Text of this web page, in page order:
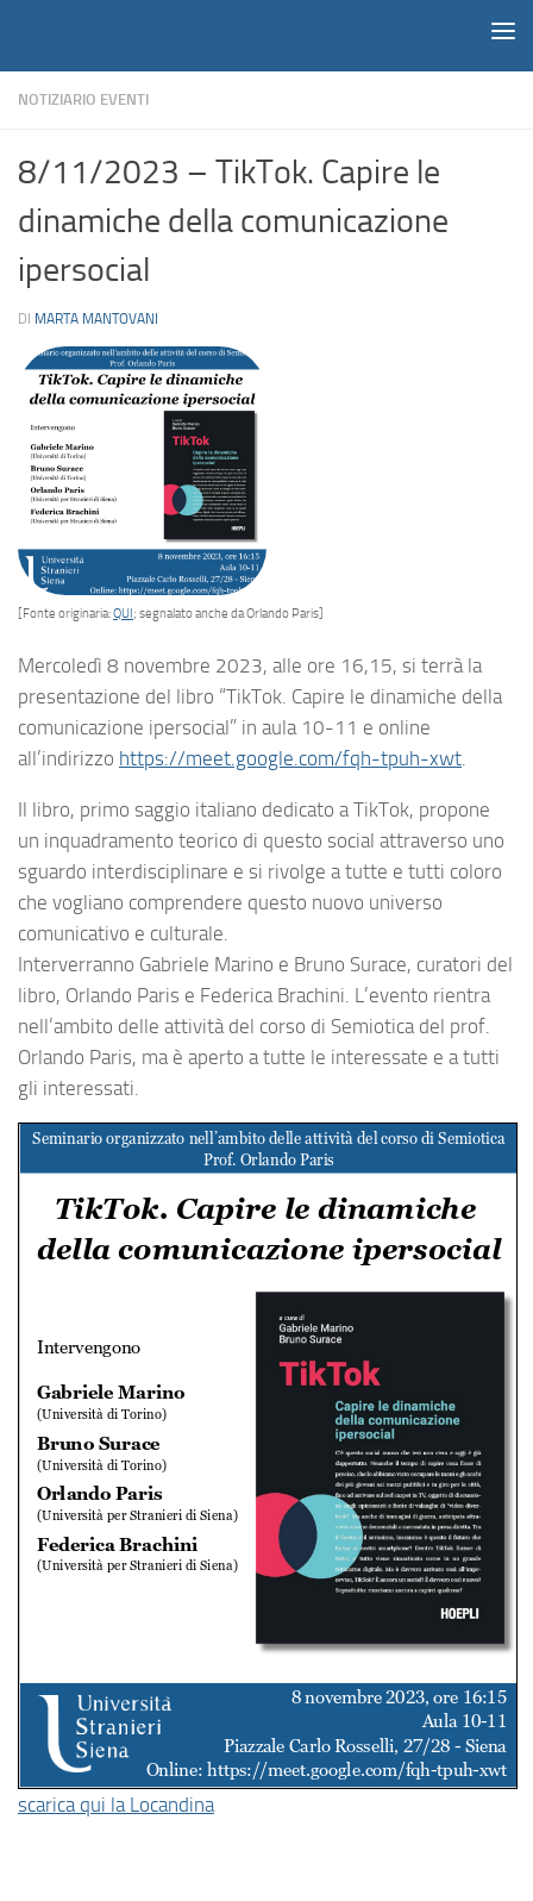
NOTIZIARIO EVENTI
8/11/2023 – TikTok. Capire le
dinamiche della comunicazione
ipersocial
DI MARTA MANTOVANI
[Fonte originaria:QUI ; segnalato anche da Orlando Paris]
Mercoledì 8 novembre 2023, alle ore 16,15, si terrà la
presentazione del libro “TikTok. Capire le dinamiche della
comunicazione ipersocial” in aula 10-11 e online
all’indirizzo https://meet.google.com/fqh-tpuh-xwt.
Il libro, primo saggio italiano dedicato a TikTok, propone
un inquadramento teorico di questo social attraverso uno
sguardo interdisciplinare e si rivolge a tutte e tutti coloro
che vogliano comprendere questo nuovo universo
comunicativo e culturale.
Interverranno Gabriele Marino e Bruno Surace, curatori del
libro, Orlando Paris e Federica Brachini. L’evento rientra
nell’ambito delle attività del corso di Semiotica del prof.
Orlando Paris, ma è aperto a tutte le interessate e a tutti
gli interessati.
scarica qui la Locandina